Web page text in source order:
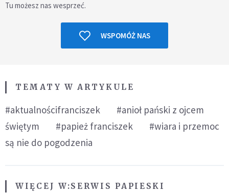
Tu możesz nas wesprzeć.
WSPOMÓŻ NAS
TEMATY W ARTYKULE
#aktualnościfranciszek
#anioł pański z ojcem
świętym
#papież franciszek
#wiara i przemoc
są nie do pogodzenia
WIĘCEJ W:SERWIS PAPIESKI